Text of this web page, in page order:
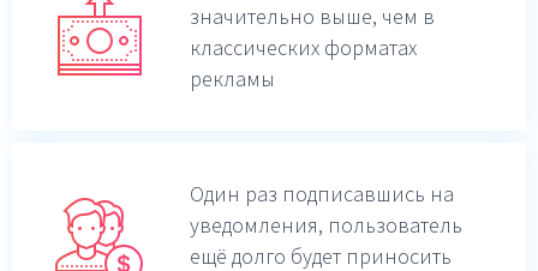
значительно выше, чем в
классических форматах
рекламы
Один раз подписавшись на
уведомления, пользователь
ещё долго будет приносить